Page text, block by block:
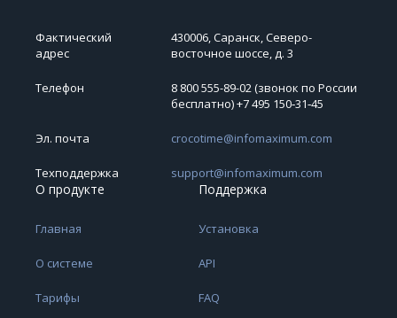
Фактический
адрес
430006, Саранск, Северо-
восточное шоссе, д. 3
Телефон
8 800 555-89-02 (звонок по России
бесплатно) +7 495 150‑31‑45
Эл. почта crocotime@infomaximum.com
Техподдержка support@infomaximum.com
О продукте
Главная
О системе
Тарифы
Поддержка
Установка
API
FAQ